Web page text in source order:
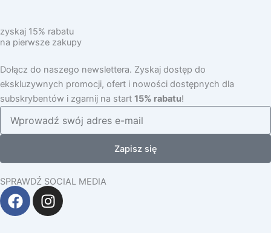
zyskaj 15% rabatu
na pierwsze zakupy
Dołącz do naszego newslettera. Zyskaj dostęp do
ekskluzywnych promocji, ofert i nowości dostępnych dla
subskrybentów i zgarnij na start 15% rabatu!
Zapisz się
SPRAWDŹ SOCIAL MEDIA
F
a
I
n